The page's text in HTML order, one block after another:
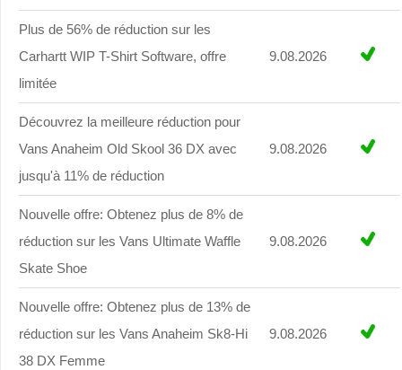
Plus de 56% de réduction sur les
Carhartt WIP T-Shirt Software, offre
limitée
9.08.2026
Découvrez la meilleure réduction pour
Vans Anaheim Old Skool 36 DX avec
jusqu'à 11% de réduction
9.08.2026
Nouvelle offre: Obtenez plus de 8% de
réduction sur les Vans Ultimate Waffle
Skate Shoe
9.08.2026
Nouvelle offre: Obtenez plus de 13% de
réduction sur les Vans Anaheim Sk8-Hi
38 DX Femme
9.08.2026